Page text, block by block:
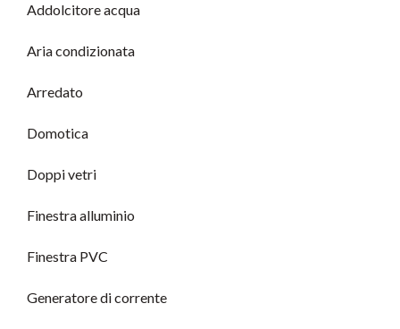
Addolcitore acqua
Aria condizionata
Arredato
Domotica
Doppi vetri
Finestra alluminio
Finestra PVC
Generatore di corrente